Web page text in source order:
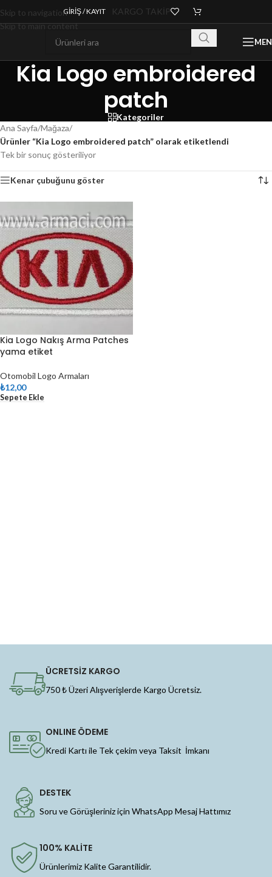
Skip to navigation
Skip to main content
GIRIŞ / KAYIT KARGO TAKİP
Kia Logo embroidered
patch
Kategoriler
Ana Sayfa/Mağaza/
Ürünler “Kia Logo embroidered patch” olarak etiketlendi
Tek bir sonuç gösteriliyor
Kenar çubuğunu göster
Kia Logo Nakış Arma Patches
yama etiket
Otomobil Logo Armaları
₺12,00
Sepete Ekle
ÜCRETSİZ KARGO
750 ₺ Üzeri Alışverişlerde Kargo Ücretsiz.
ONLINE ÖDEME
Kredi Kartı ile Tek çekim veya Taksit İmkanı
DESTEK
Soru ve Görüşleriniz için WhatsApp Mesaj Hattımız
100% KALİTE
Ürünlerimiz Kalite Garantilidir.